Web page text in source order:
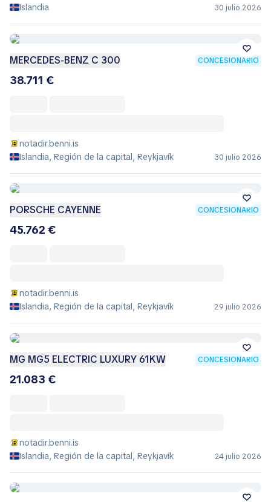
Islandia
30 julio 2026
MERCEDES-BENZ C 300 CONCESIONARIO
38.711 €
notadir.benni.is
Islandia, Región de la capital, Reykjavík
30 julio 2026
PORSCHE CAYENNE CONCESIONARIO
45.762 €
notadir.benni.is
Islandia, Región de la capital, Reykjavík
29 julio 2026
MG MG5 ELECTRIC LUXURY 61KW CONCESIONARIO
21.083 €
notadir.benni.is
Islandia, Región de la capital, Reykjavík
24 julio 2026